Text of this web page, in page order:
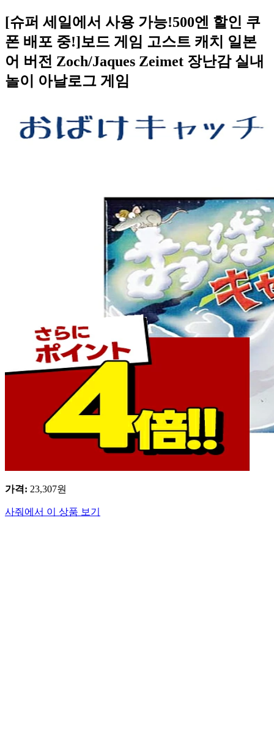
[슈퍼 세일에서 사용 가능!500엔 할인 쿠
폰 배포 중!]보드 게임 고스트 캐치 일본
어 버전 Zoch/Jaques Zeimet 장난감 실내
놀이 아날로그 게임
가격: 23,307원
사줘에서 이 상품 보기